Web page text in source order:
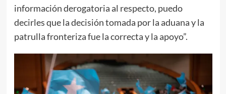
información derogatoria al respecto, puedo
decirles que la decisión tomada por la aduana y la
patrulla fronteriza fue la correcta y la apoyo”.